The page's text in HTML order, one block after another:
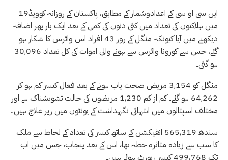
این سی او سی کے اعدادوشمار کے مطابق، پاکستان کے روزانہ کوویڈ19
میں ہلاکتوں کی تعداد میں کئی دنوں کی کمی کے بعد ایک بار پھر اضافہ
دیکھنے میں آیا کیونکہ منگل کے روز 43 افراد اس وائرس کا شکار ہو
گئے، جس سے کورونا وائرس سے ہونے والی اموات کی کل تعداد 30,096
ہو گئی۔
منگل کو 3,154 مریض صحت یاب ہونے کے بعد فعال کیسز کم ہو کر
64,262 ہو گئے۔ کم از کم 1,230 مریضوں کی حالت تشویشناک ہے اور
مختلف اسپتالوں میں انتہائی نگہداشت کے یونٹوں میں زیر علاج ہیں۔
سندھ 565,319 انفیکشن کے ساتھ کیسز کی تعداد کے لحاظ سے ملک
کا سب سے زیادہ متاثرہ خطہ تھا، اس کے بعد پنجاب، جس میں اب
تک 499،768 کیسز رپورٹ ہوئے ہیں۔